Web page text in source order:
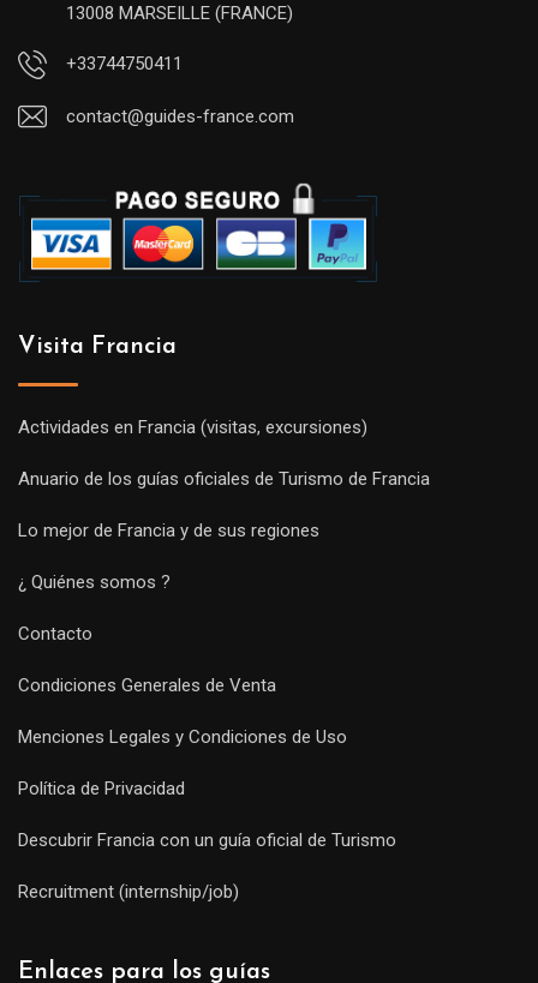
13008 MARSEILLE (FRANCE)
+33744750411
contact@guides-france.com
Visita Francia
Actividades en Francia (visitas, excursiones)
Anuario de los guías oficiales de Turismo de Francia
Lo mejor de Francia y de sus regiones
¿ Quiénes somos ?
Contacto
Condiciones Generales de Venta
Menciones Legales y Condiciones de Uso
Política de Privacidad
Descubrir Francia con un guía oficial de Turismo
Recruitment (internship/job)
Enlaces para los guías